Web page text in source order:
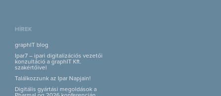
HÍREK
graphIT blog
Ipar7 – ipari digitalizációs vezetői
konzultáció a graphIT Kft.
szakértőivel
Találkozzunk az Ipar Napjain!
Digitális gyártási megoldások a